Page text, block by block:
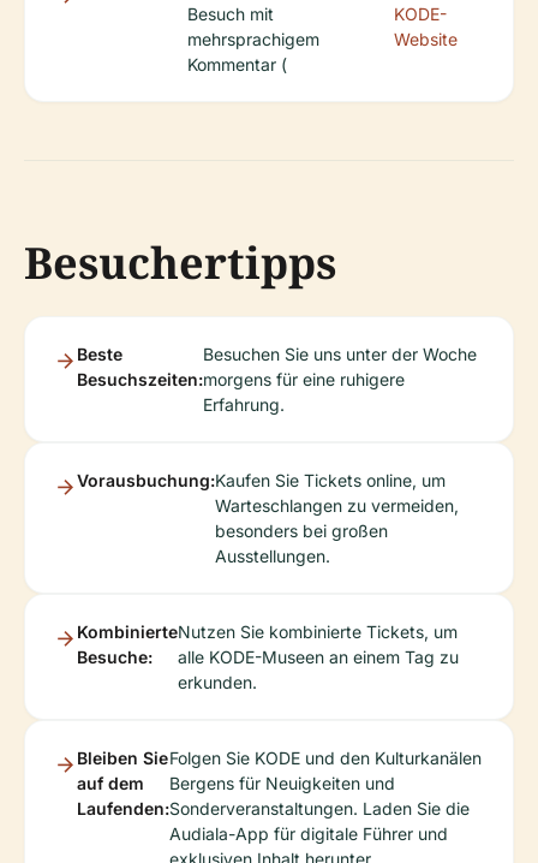
Besuch mit
mehrsprachigem
Kommentar (
KODE-
Website
Besuchertipps
Beste
Besuchszeiten:
Besuchen Sie uns unter der Woche
morgens für eine ruhigere
Erfahrung.
Vorausbuchung:Kaufen Sie Tickets online, um
Warteschlangen zu vermeiden,
besonders bei großen
Ausstellungen.
Kombinierte
Besuche:
Nutzen Sie kombinierte Tickets, um
alle KODE-Museen an einem Tag zu
erkunden.
Bleiben Sie
auf dem
Laufenden:
Folgen Sie KODE und den Kulturkanälen
Bergens für Neuigkeiten und
Sonderveranstaltungen. Laden Sie die
Audiala-App für digitale Führer und
exklusiven Inhalt herunter.